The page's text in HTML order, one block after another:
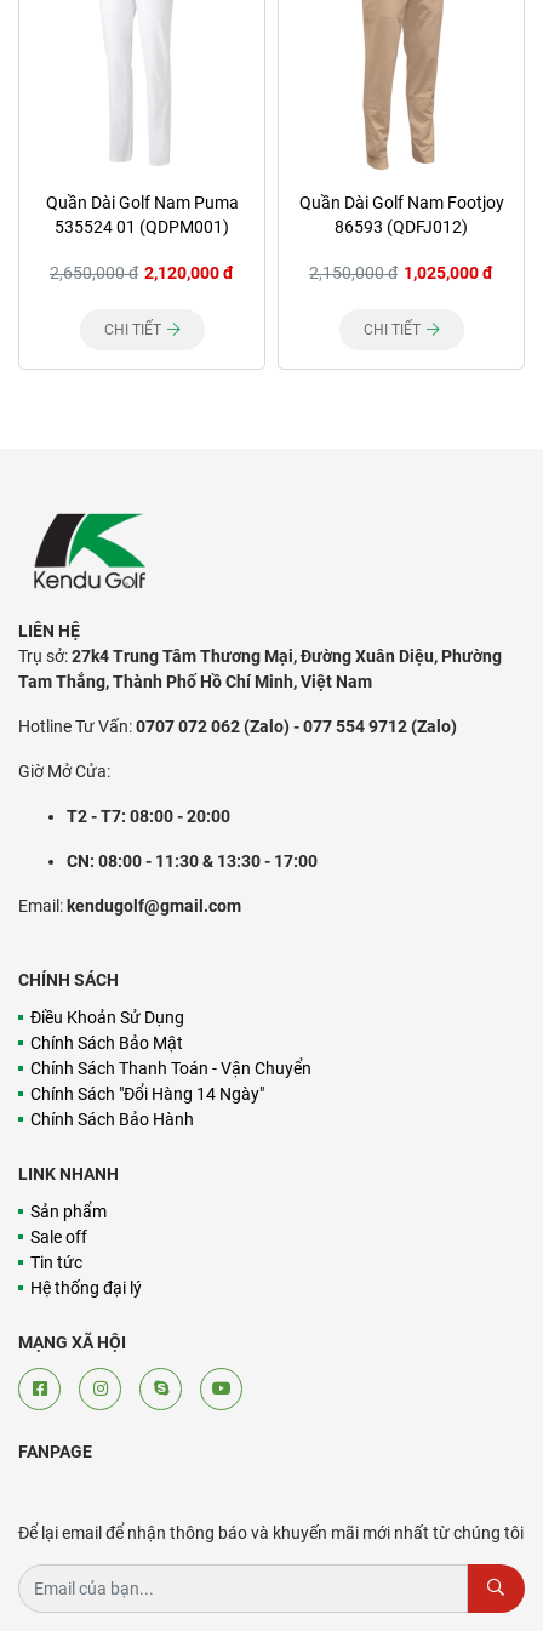
Quần Dài Golf Nam Puma
535524 01 (QDPM001)
2,650,000 đ 2,120,000 đ
CHI TIẾT
Quần Dài Golf Nam Footjoy
86593 (QDFJ012)
2,150,000 đ 1,025,000 đ
CHI TIẾT
LIÊN HỆ
Trụ sở:27k4 Trung Tâm Thương Mại, Đường Xuân Diệu, Phường
Tam Thắng, Thành Phố Hồ Chí Minh, Việt Nam
Hotline Tư Vấn:0707 072 062 (Zalo) - 077 554 9712 (Zalo)
Giờ Mở Cửa:
T2 - T7: 08:00 - 20:00
CN: 08:00 - 11:30 & 13:30 - 17:00
Email: kendugolf@gmail.com
CHÍNH SÁCH
Điều Khoản Sử Dụng
Chính Sách Bảo Mật
Chính Sách Thanh Toán - Vận Chuyển
Chính Sách "Đổi Hàng 14 Ngày"
Chính Sách Bảo Hành
LINK NHANH
Sản phẩm
Sale off
Tin tức
Hệ thống đại lý
MẠNG XÃ HỘI
FANPAGE
Để lại email để nhận thông báo và khuyến mãi mới nhất từ chúng tôi